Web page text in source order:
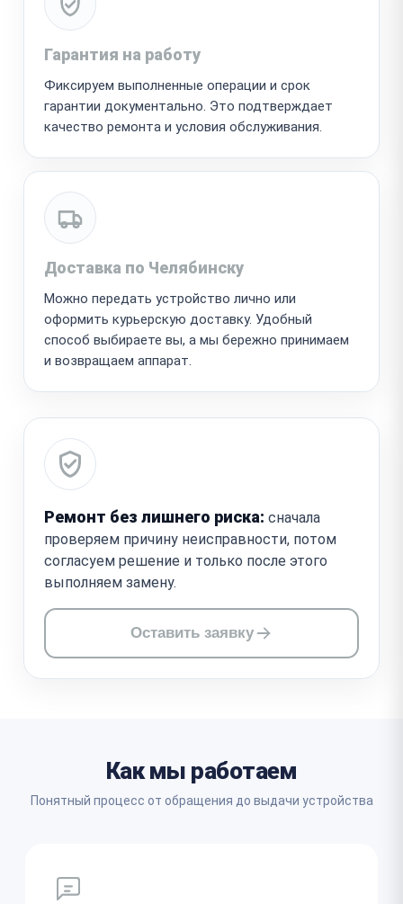
Гарантия на работу
Фиксируем выполненные операции и срок
гарантии документально. Это подтверждает
качество ремонта и условия обслуживания.
Доставка по Челябинску
Можно передать устройство лично или
оформить курьерскую доставку. Удобный
способ выбираете вы, а мы бережно принимаем
и возвращаем аппарат.
Ремонт без лишнего риска: сначала
проверяем причину неисправности, потом
согласуем решение и только после этого
выполняем замену.
Оставить заявку
Как мы работаем
Понятный процесс от обращения до выдачи устройства